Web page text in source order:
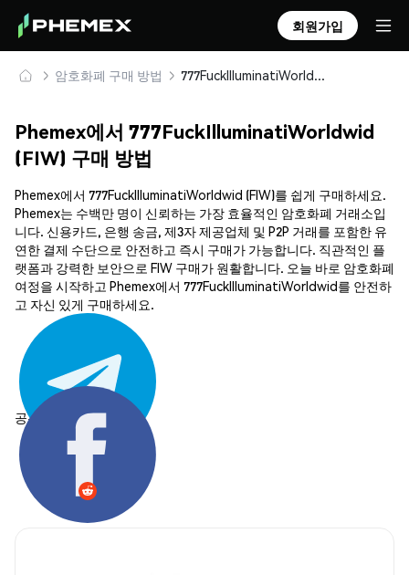
회원가입
암호화폐 구매 방법 777FuckIlluminatiWorldwid (FIW) 안전하게 구매 및 보관
Phemex에서 777FuckIlluminatiWorldwid
(FIW) 구매 방법
Phemex에서 777FuckIlluminatiWorldwid (FIW)를 쉽게 구매하세요.
Phemex는 수백만 명이 신뢰하는 가장 효율적인 암호화폐 거래소입
니다. 신용카드, 은행 송금, 제3자 제공업체 및 P2P 거래를 포함한 유
연한 결제 수단으로 안전하고 즉시 구매가 가능합니다. 직관적인 플
랫폼과 강력한 보안으로 FIW 구매가 원활합니다. 오늘 바로 암호화폐
여정을 시작하고 Phemex에서 777FuckIlluminatiWorldwid를 안전하
고 자신 있게 구매하세요.
공유하기: